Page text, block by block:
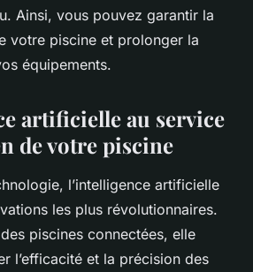
Ainsi, vous pouvez garantir la
votre piscine et prolonger la
équipements.
artificielle au service
de votre piscine
l’intelligence artificielle
les plus révolutionnaires.
piscines connectées, elle
l’efficacité et la précision des